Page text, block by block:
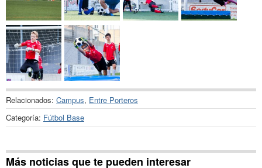
Relacionados: Campus, Entre Porteros
Categoría: Fútbol Base
Más noticias que te pueden interesar